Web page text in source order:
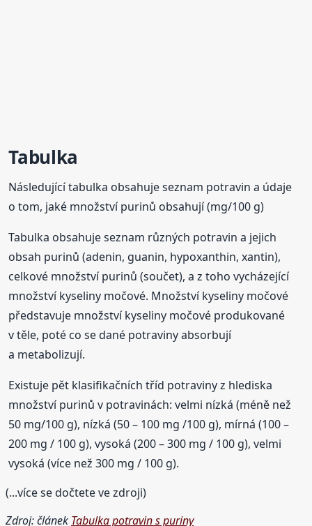
Tabulka
Následující tabulka obsahuje seznam potravin a údaje
o tom, jaké množství purinů obsahují (mg/100 g)
Tabulka obsahuje seznam různých potravin a jejich
obsah purinů (adenin, guanin, hypoxanthin, xantin),
celkové množství purinů (součet), a z toho vycházející
množství kyseliny močové. Množství kyseliny močové
představuje množství kyseliny močové produkované
v těle, poté co se dané potraviny absorbují
a metabolizují.
Existuje pět klasifikačních tříd potraviny z hlediska
množství purinů v potravinách: velmi nízká (méně než
50 mg/100 g), nízká (50 – 100 mg /100 g), mírná (100 –
200 mg / 100 g), vysoká (200 – 300 mg / 100 g), velmi
vysoká (více než 300 mg / 100 g).
(...více se dočtete ve zdroji)
Zdroj: článek Tabulka potravin s puriny